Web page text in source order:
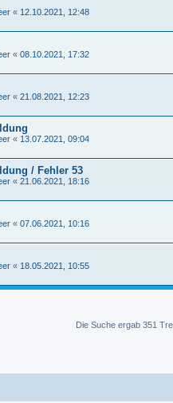
« 12.10.2021, 12:48
« 08.10.2021, 17:32
« 21.08.2021, 12:23
« 13.07.2021, 09:04
/ Fehler 53
« 21.06.2021, 18:16
« 07.06.2021, 10:16
« 18.05.2021, 10:55
Die Suche ergab 351